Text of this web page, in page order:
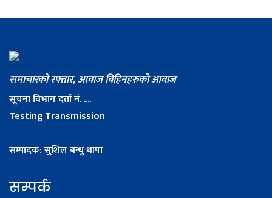
समाचारको रफ्तार, आवाज बिहिनहरुको आवाज
सूचना विभाग दर्ता नं. ....
Testing Transmission
सम्पादक: सुशिल बन्धु थापा
सम्पर्क